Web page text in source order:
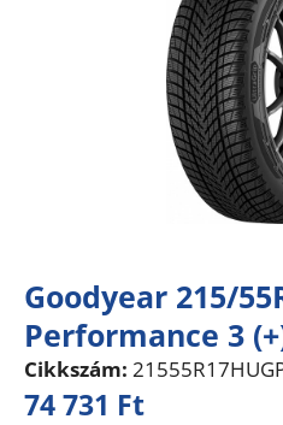
Goodyear 215/
Performance 3
Cikkszám:
74 731 Ft